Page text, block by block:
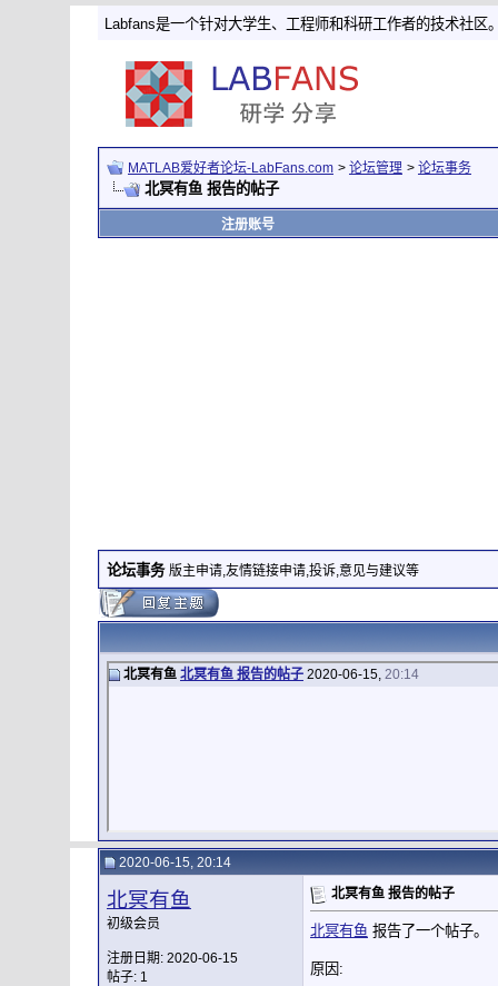
Labfans是一个针对大学生、工程师和科研工作者的技术社区
MATLAB爱好者论坛-LabFans.com > 论坛管理 > 论坛事务
北冥有鱼 报告的帖子
注册账号
论坛事务 版主申请,友情链接申请,投诉,意见与建议等
北冥有鱼 北冥有鱼 报告的帖子2020-06-15, 20:14
2020-06-15, 20:14
北冥有鱼
初级会员
注册日期: 2020-06-15
帖子: 1
北冥有鱼 报告的帖子
北冥有鱼 报告了一个帖子。
原因: